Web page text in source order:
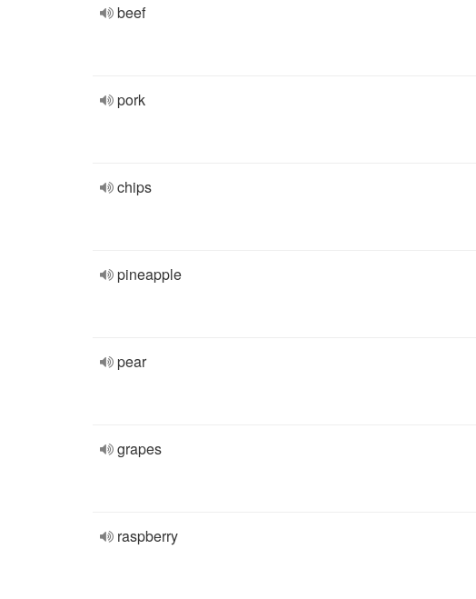
beef
pork
chips
pineapple
pear
grapes
raspberry